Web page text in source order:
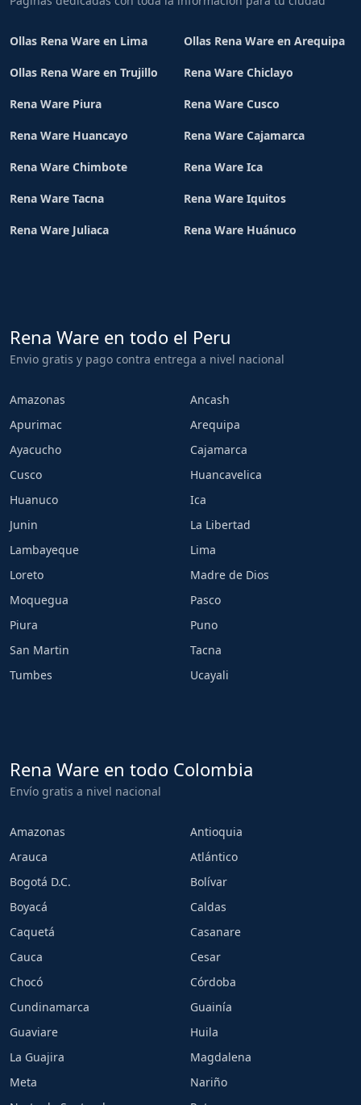
Ollas Rena Ware en Lima Ollas Rena Ware en Arequipa
Ollas Rena Ware en Trujillo Rena Ware Chiclayo
Rena Ware Piura Rena Ware Cusco
Rena Ware Huancayo Rena Ware Cajamarca
Rena Ware Chimbote Rena Ware Ica
Rena Ware Tacna Rena Ware Iquitos
Rena Ware Juliaca Rena Ware Huánuco
Rena Ware en todo el Peru
Envio gratis y pago contra entrega a nivel nacional
Amazonas
Ancash
Apurimac
Arequipa
Ayacucho
Cajamarca
Cusco
Huancavelica
Huanuco
Ica
Junin
La Libertad
Lambayeque
Lima
Loreto
Madre de Dios
Moquegua
Pasco
Piura
Puno
San Martin
Tacna
Tumbes
Ucayali
Rena Ware en todo Colombia
Envío gratis a nivel nacional
Amazonas
Antioquia
Arauca
Atlántico
Bogotá D.C.
Bolívar
Boyacá
Caldas
Caquetá
Casanare
Cauca
Cesar
Chocó
Córdoba
Cundinamarca
Guainía
Guaviare
Huila
La Guajira
Magdalena
Meta
Nariño